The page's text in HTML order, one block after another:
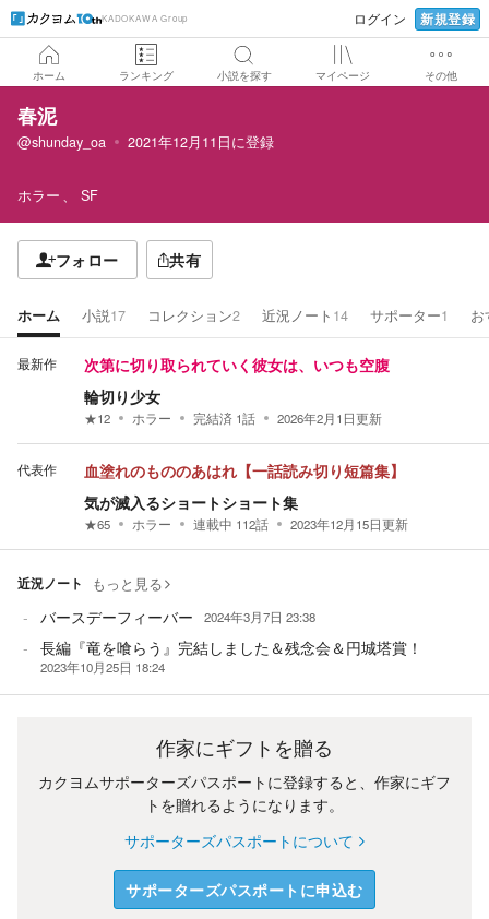
KADOKAWA Group ログイン 新規登録
ホーム ランキング 小説を探す マイページ その他
春泥
@shunday_oa 2021年12月11日に登録
ホラー SF
フォロー 共有
ホーム 小説17 コレクション2 近況ノート 14 サポーター1 お
最新作 次第に切り取られていく彼女は、いつも空腹
輪切り少女
★12 ホラー 完結済 1話 2026年2月1日更新
代表作 血塗れのもののあはれ【一話読み切り短篇集】
気が滅入るショートショート集
★65 ホラー 連載中 112話 2023年12月15日更新
近況ノート もっと見る
バースデーフィーバー 2024年3月7日 23:38
長編『竜を喰らう』完結しました＆残念会＆円城塔賞！
2023年10月25日 18:24
作家にギフトを贈る
カクヨムサポーターズパスポートに登録すると、作家にギフ
トを贈れるようになります。
サポーターズパスポートについて
サポーターズパスポートに申込む